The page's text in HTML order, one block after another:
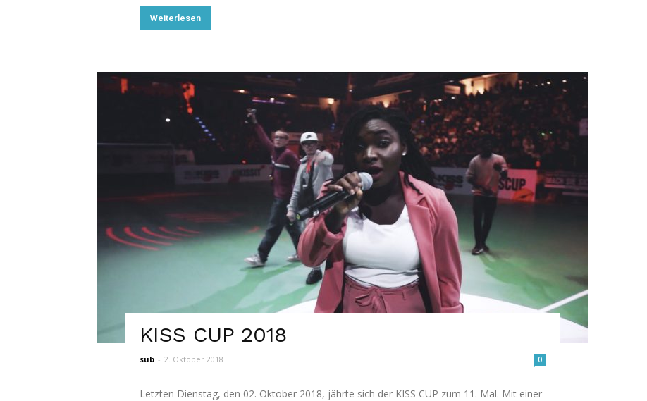
Weiterlesen
KISS CUP 2018
sub - 2. Oktober 2018 0
Letzten Dienstag, den 02. Oktober 2018, jährte sich der KISS CUP zum 11. Mal. Mit einer